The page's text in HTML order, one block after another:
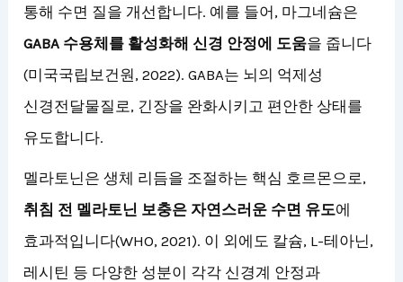
통해 수면 질을 개선합니다. 예를 들어, 마그네슘은
GABA 수용체를 활성화해 신경 안정에 도움을 줍니다
(미국국립보건원, 2022). GABA는 뇌의 억제성
신경전달물질로, 긴장을 완화시키고 편안한 상태를
유도합니다.
멜라토닌은 생체 리듬을 조절하는 핵심 호르몬으로,
취침 전 멜라토닌 보충은 자연스러운 수면 유도에
효과적입니다(WHO, 2021). 이 외에도 칼슘, L-테아닌,
레시틴 등 다양한 성분이 각각 신경계 안정과